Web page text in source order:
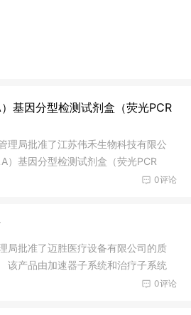
基因分型检测试剂盒（荧光PCR
局批准了江苏伟禾生物科技有限公
）基因分型检测试剂盒（荧光PCR
0评论
局批准了迈胜医疗设备有限公司的质
产品由加速器子系统和治疗子系统
0评论